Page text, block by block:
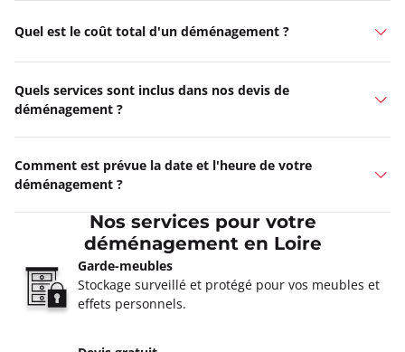
Quel est le coût total d'un déménagement ?
Quels services sont inclus dans nos devis de
déménagement ?
Comment est prévue la date et l'heure de votre
déménagement ?
Nos services pour votre
déménagement en Loire
Garde-meubles
Stockage surveillé et protégé pour vos meubles et
effets personnels.